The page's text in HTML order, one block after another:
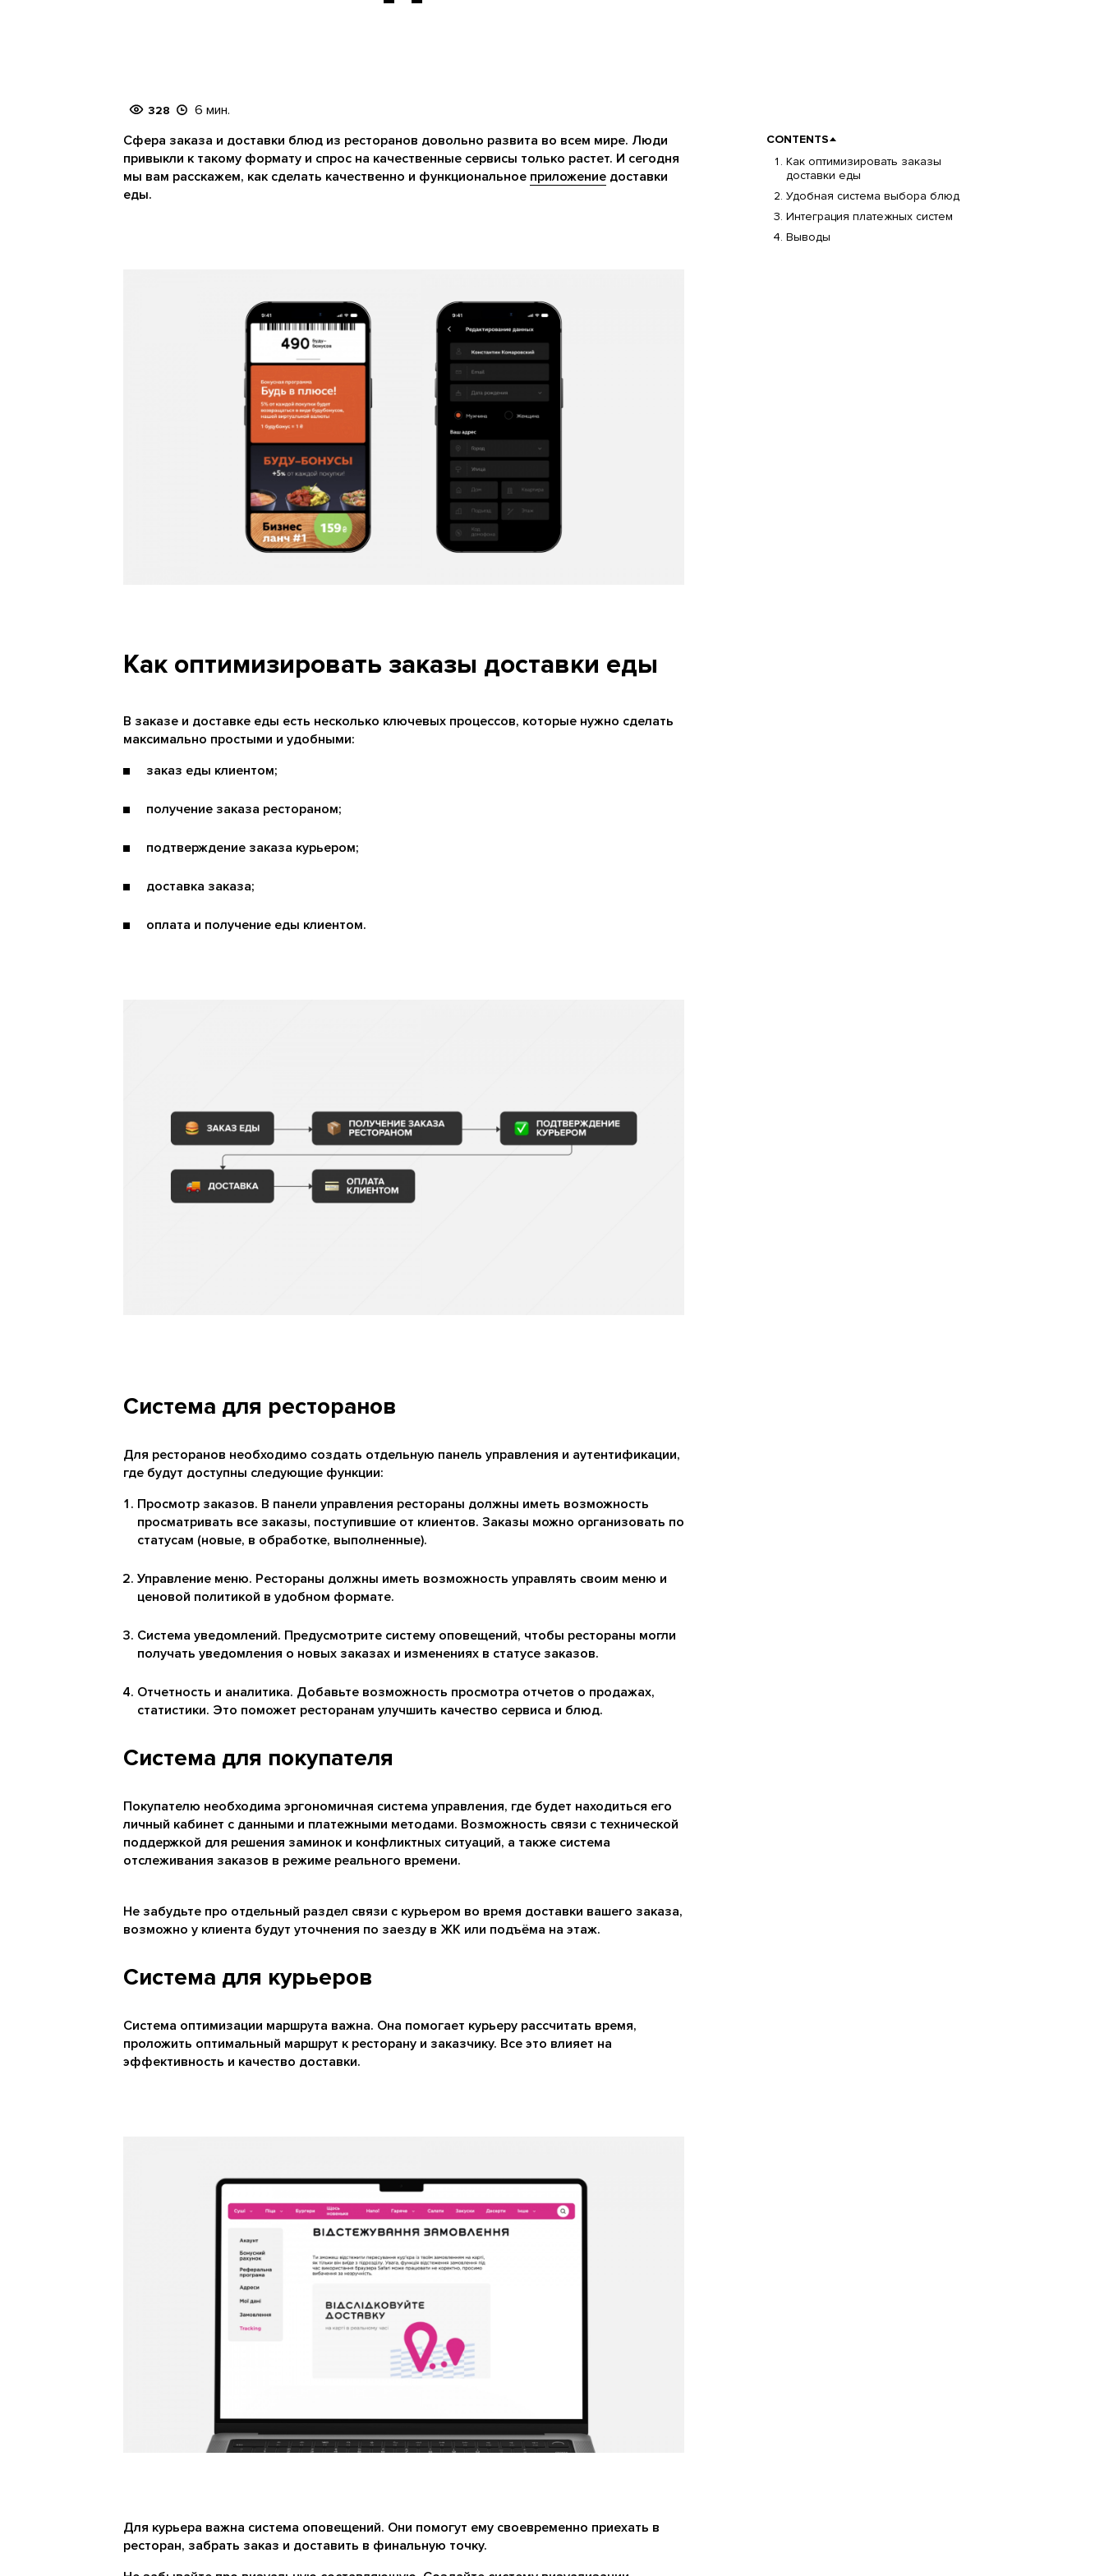
328 6 мин.
CONTENTS
Как оптимизировать заказы
доставки еды
Удобная система выбора блюд
Интеграция платежных систем
Выводы
Сфера заказа и доставки блюд из ресторанов довольно развита во всем мире. Люди
привыкли к такому формату и спрос на качественные сервисы только растет. И сегодня
мы вам расскажем, как сделать качественно и функциональное приложение доставки
еды.
Как оптимизировать заказы доставки еды
В заказе и доставке еды есть несколько ключевых процессов, которые нужно сделать
максимально простыми и удобными:
заказ еды клиентом;
получение заказа рестораном;
подтверждение заказа курьером;
доставка заказа;
оплата и получение еды клиентом.
Система для ресторанов
Для ресторанов необходимо создать отдельную панель управления и аутентификации,
где будут доступны следующие функции:
Просмотр заказов. В панели управления рестораны должны иметь возможность
просматривать все заказы, поступившие от клиентов. Заказы можно организовать по
статусам (новые, в обработке, выполненные).
Управление меню. Рестораны должны иметь возможность управлять своим меню и
ценовой политикой в удобном формате.
Система уведомлений. Предусмотрите систему оповещений, чтобы рестораны могли
получать уведомления о новых заказах и изменениях в статусе заказов.
Отчетность и аналитика. Добавьте возможность просмотра отчетов о продажах,
статистики. Это поможет ресторанам улучшить качество сервиса и блюд.
Система для покупателя
Покупателю необходима эргономичная система управления, где будет находиться его
личный кабинет с данными и платежными методами. Возможность связи с технической
поддержкой для решения заминок и конфликтных ситуаций, а также система
отслеживания заказов в режиме реального времени.
Не забудьте про отдельный раздел связи с курьером во время доставки вашего заказа,
возможно у клиента будут уточнения по заезду в ЖК или подъёма на этаж.
Система для курьеров
Система оптимизации маршрута важна. Она помогает курьеру рассчитать время,
проложить оптимальный маршрут к ресторану и заказчику. Все это влияет на
эффективность и качество доставки.
Для курьера важна система оповещений. Они помогут ему своевременно приехать в
ресторан, забрать заказ и доставить в финальную точку.